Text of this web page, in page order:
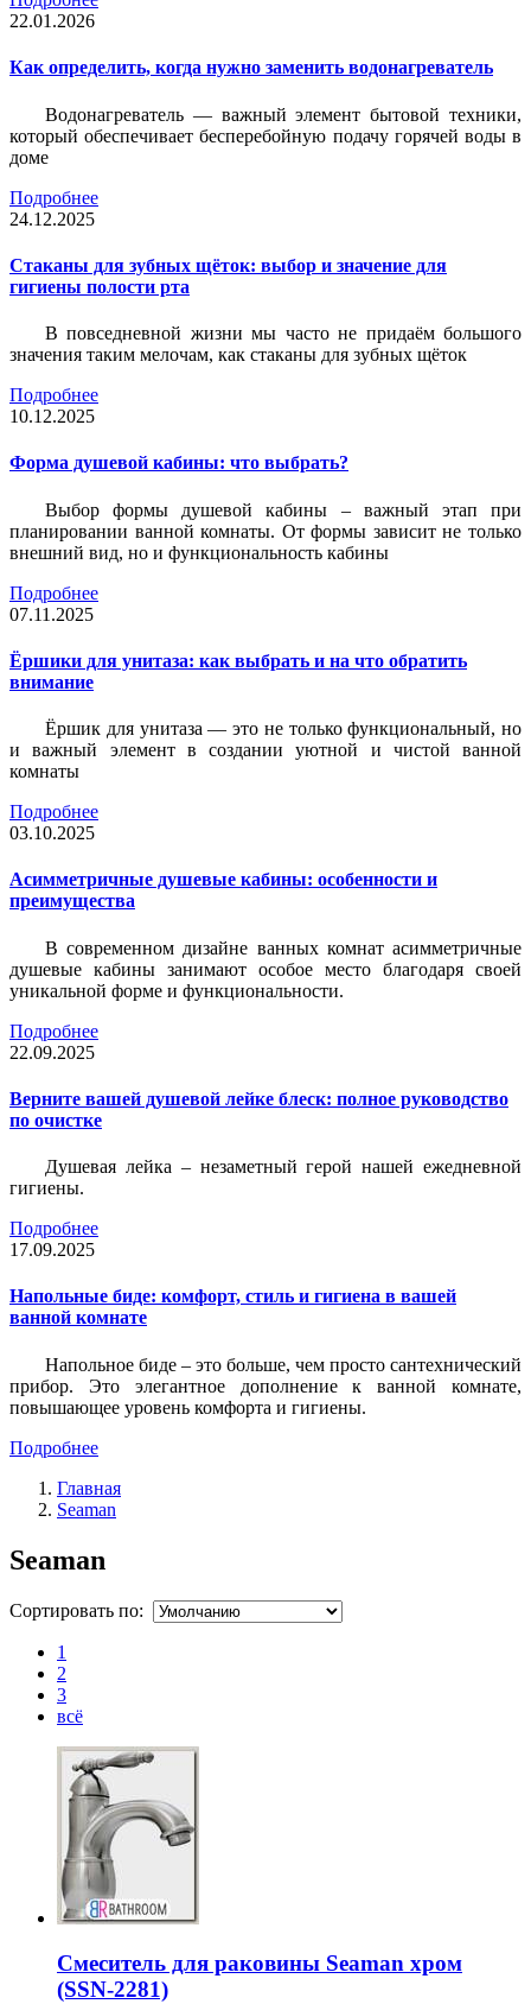
22.01.2026
Как определить, когда нужно заменить водонагреватель
Водонагреватель — важный элемент бытовой техники,
который обеспечивает бесперебойную подачу горячей воды в
доме
Подробнее
24.12.2025
Стаканы для зубных щёток: выбор и значение для
гигиены полости рта
В повседневной жизни мы часто не придаём большого
значения таким мелочам, как стаканы для зубных щёток
Подробнее
10.12.2025
Форма душевой кабины: что выбрать?
Выбор формы душевой кабины – важный этап при
планировании ванной комнаты. От формы зависит не только
внешний вид, но и функциональность кабины
Подробнее
07.11.2025
Ёршики для унитаза: как выбрать и на что обратить
внимание
Ёршик для унитаза — это не только функциональный, но
и важный элемент в создании уютной и чистой ванной
комнаты
Подробнее
03.10.2025
Асимметричные душевые кабины: особенности и
преимущества
В современном дизайне ванных комнат асимметричные
душевые кабины занимают особое место благодаря своей
уникальной форме и функциональности.
Подробнее
22.09.2025
Верните вашей душевой лейке блеск: полное руководство
по очистке
Душевая лейка – незаметный герой нашей ежедневной
гигиены.
Подробнее
17.09.2025
Напольные биде: комфорт, стиль и гигиена в вашей
ванной комнате
Напольное биде – это больше, чем просто сантехнический
прибор. Это элегантное дополнение к ванной комнате,
повышающее уровень комфорта и гигиены.
Подробнее
Главная
Seaman
Seaman
Сортировать по:
1
2
3
всё
Смеситель для раковины Seaman хром
(SSN-2281)